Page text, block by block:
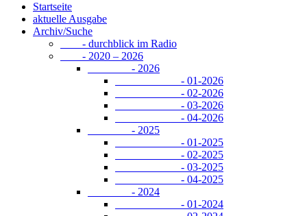
Startseite
aktuelle Ausgabe
Archiv/Suche
- durchblick im Radio
- 2020 – 2026
- 2026
- 01-2026
- 02-2026
- 03-2026
- 04-2026
- 2025
- 01-2025
- 02-2025
- 03-2025
- 04-2025
- 2024
- 01-2024